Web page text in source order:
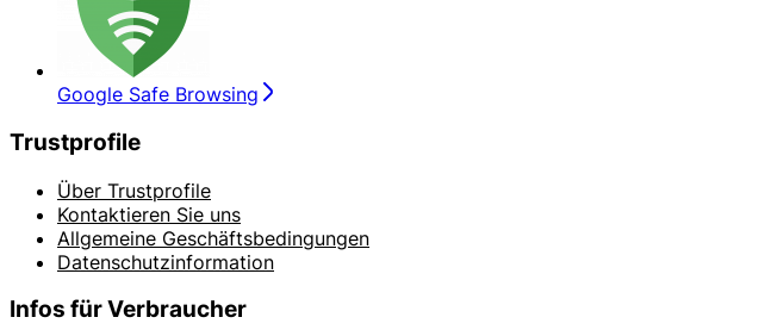
Google Safe Browsing
Trustprofile
Über Trustprofile
Kontaktieren Sie uns
Allgemeine Geschäftsbedingungen
Datenschutzinformation
Infos für Verbraucher